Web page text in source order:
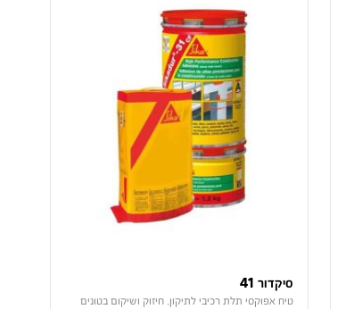
סיקדור 41
טיח אפוקסי תלת רכיבי לתיקון, חיזוק ושיקום בטונים